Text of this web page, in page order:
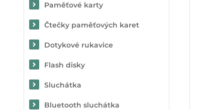
Paměťové karty
Čtečky paměťových karet
Dotykové rukavice
Flash disky
Sluchátka
Bluetooth sluchátka